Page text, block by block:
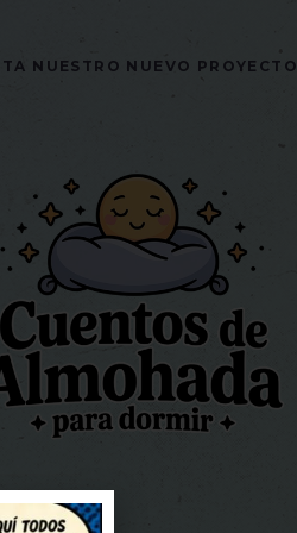
NUESTRO NUEVO PROYECTO